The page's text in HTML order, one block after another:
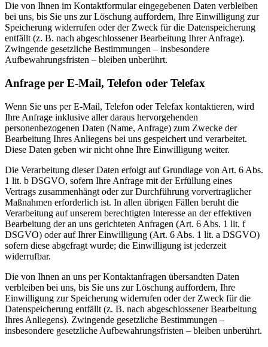
Die von Ihnen im Kontaktformular eingegebenen Daten verbleiben
bei uns, bis Sie uns zur Löschung auffordern, Ihre Einwilligung zur
Speicherung widerrufen oder der Zweck für die Datenspeicherung
entfällt (z. B. nach abgeschlossener Bearbeitung Ihrer Anfrage).
Zwingende gesetzliche Bestimmungen – insbesondere
Aufbewahrungsfristen – bleiben unberührt.
Anfrage per E-Mail, Telefon oder Telefax
Wenn Sie uns per E-Mail, Telefon oder Telefax kontaktieren, wird
Ihre Anfrage inklusive aller daraus hervorgehenden
personenbezogenen Daten (Name, Anfrage) zum Zwecke der
Bearbeitung Ihres Anliegens bei uns gespeichert und verarbeitet.
Diese Daten geben wir nicht ohne Ihre Einwilligung weiter.
Die Verarbeitung dieser Daten erfolgt auf Grundlage von Art. 6 Abs.
1 lit. b DSGVO, sofern Ihre Anfrage mit der Erfüllung eines
Vertrags zusammenhängt oder zur Durchführung vorvertraglicher
Maßnahmen erforderlich ist. In allen übrigen Fällen beruht die
Verarbeitung auf unserem berechtigten Interesse an der effektiven
Bearbeitung der an uns gerichteten Anfragen (Art. 6 Abs. 1 lit. f
DSGVO) oder auf Ihrer Einwilligung (Art. 6 Abs. 1 lit. a DSGVO)
sofern diese abgefragt wurde; die Einwilligung ist jederzeit
widerrufbar.
Die von Ihnen an uns per Kontaktanfragen übersandten Daten
verbleiben bei uns, bis Sie uns zur Löschung auffordern, Ihre
Einwilligung zur Speicherung widerrufen oder der Zweck für die
Datenspeicherung entfällt (z. B. nach abgeschlossener Bearbeitung
Ihres Anliegens). Zwingende gesetzliche Bestimmungen –
insbesondere gesetzliche Aufbewahrungsfristen – bleiben unberührt.